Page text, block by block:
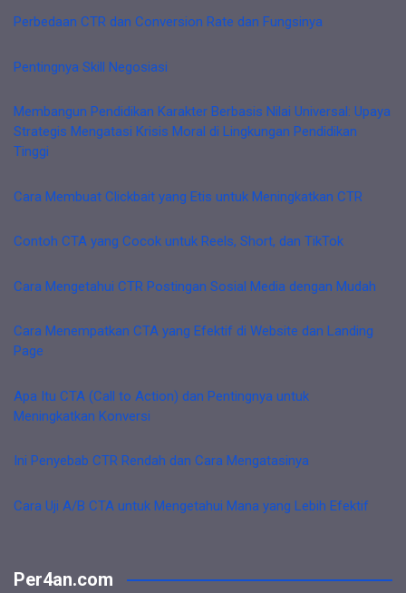
Perbedaan CTR dan Conversion Rate dan Fungsinya
Pentingnya Skill Negosiasi
Membangun Pendidikan Karakter Berbasis Nilai Universal: Upaya
Strategis Mengatasi Krisis Moral di Lingkungan Pendidikan
Tinggi
Cara Membuat Clickbait yang Etis untuk Meningkatkan CTR
Contoh CTA yang Cocok untuk Reels, Short, dan TikTok
Cara Mengetahui CTR Postingan Sosial Media dengan Mudah
Cara Menempatkan CTA yang Efektif di Website dan Landing
Page
Apa Itu CTA (Call to Action) dan Pentingnya untuk
Meningkatkan Konversi
Ini Penyebab CTR Rendah dan Cara Mengatasinya
Cara Uji A/B CTA untuk Mengetahui Mana yang Lebih Efektif
Per4an.com